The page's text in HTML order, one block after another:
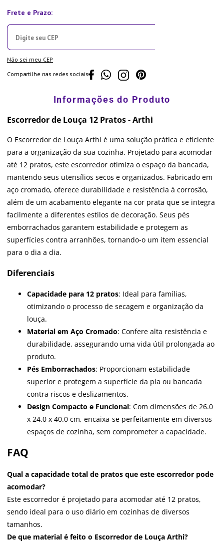
Não sei meu CEP
Compartilhe nas redes sociais
Escorredor de Louça 12 Pratos - Arthi
O Escorredor de Louça Arthi é uma solução prática e eficiente
para a organização da sua cozinha. Projetado para acomodar
até 12 pratos, este escorredor otimiza o espaço da bancada,
mantendo seus utensílios secos e organizados. Fabricado em
aço cromado, oferece durabilidade e resistência à corrosão,
além de um acabamento elegante na cor prata que se integra
facilmente a diferentes estilos de decoração. Seus pés
emborrachados garantem estabilidade e protegem as
superfícies contra arranhões, tornando-o um item essencial
para o dia a dia.
Diferenciais
Capacidade para 12 pratos: Ideal para famílias,
otimizando o processo de secagem e organização da
louça.
Material em Aço Cromado: Confere alta resistência e
durabilidade, assegurando uma vida útil prolongada ao
produto.
Pés Emborrachados: Proporcionam estabilidade
superior e protegem a superfície da pia ou bancada
contra riscos e deslizamentos.
Design Compacto e Funcional: Com dimensões de 26.0
x 24.0 x 40.0 cm, encaixa-se perfeitamente em diversos
espaços de cozinha, sem comprometer a capacidade.
FAQ
Qual a capacidade total de pratos que este escorredor pode
acomodar?
Este escorredor é projetado para acomodar até 12 pratos,
sendo ideal para o uso diário em cozinhas de diversos
tamanhos.
De que material é feito o Escorredor de Louça Arthi?